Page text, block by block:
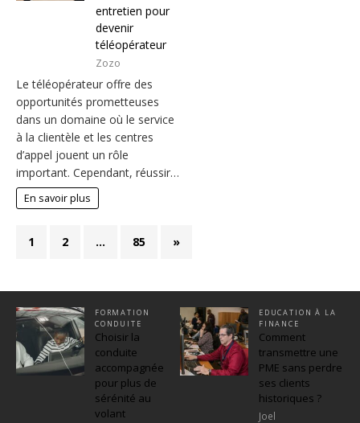
entretien pour
devenir
téléopérateur
Zozo
Le téléopérateur offre des
opportunités prometteuses
dans un domaine où le service
à la clientèle et les centres
d’appel jouent un rôle
important. Cependant, réussir…
En savoir plus
1 2 … 85 »
FORMATION
CONDUITE
Choisir la
conduite
accompagnée
pour plus de
sérénité au
volant
EDUCATION À LA
FINANCE
Comment
transmettre une
PME sans perdre
ses clients
historiques ?
Joel